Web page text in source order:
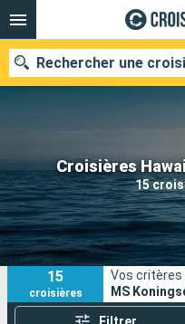
Croisières
15
Rechercher une
Nos destinations
Mois de départ
Ports
15
croisières
Vos critères
MS